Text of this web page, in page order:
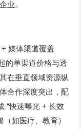
业。
+媒体渠道覆盖
的单渠道价格与透
在垂直领域资源纵
合作深度突出，配
“快速曝光+长效
如医疗、教育）